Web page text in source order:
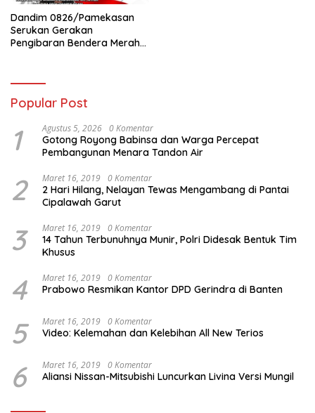
Dandim 0826/Pamekasan
Serukan Gerakan
Pengibaran Bendera Merah
Popular Post
1 Agustus 5, 2026 0 Komentar
Gotong Royong Babinsa dan Warga Percepat
Pembangunan Menara Tandon Air
2 Maret 16, 2019 0 Komentar
2 Hari Hilang, Nelayan Tewas Mengambang di Pantai
Cipalawah Garut
3 Maret 16, 2019 0 Komentar
14 Tahun Terbunuhnya Munir, Polri Didesak Bentuk Tim
Khusus
4 Maret 16, 2019 0 Komentar
Prabowo Resmikan Kantor DPD Gerindra di Banten
5 Maret 16, 2019 0 Komentar
Video: Kelemahan dan Kelebihan All New Terios
6 Maret 16, 2019 0 Komentar
Aliansi Nissan-Mitsubishi Luncurkan Livina Versi Mungil